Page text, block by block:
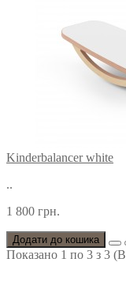
Kinderbalancer white
..
1 800 грн.
Додати до кошика
Показано 1 по 3 з 3